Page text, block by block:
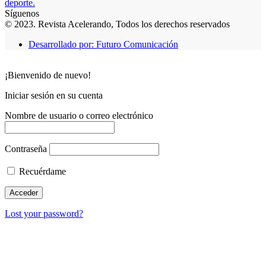
Síguenos
© 2023. Revista Acelerando, Todos los derechos reservados
Desarrollado por: Futuro Comunicación
¡Bienvenido de nuevo!
Iniciar sesión en su cuenta
Nombre de usuario o correo electrónico
Contraseña
Recuérdame
Lost your password?